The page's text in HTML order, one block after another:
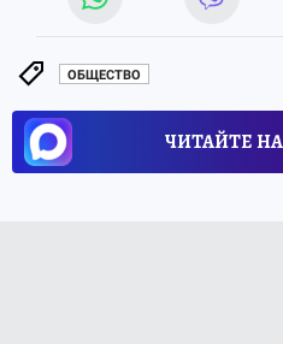
ОБЩЕСТВО
ЧИТАЙТЕ